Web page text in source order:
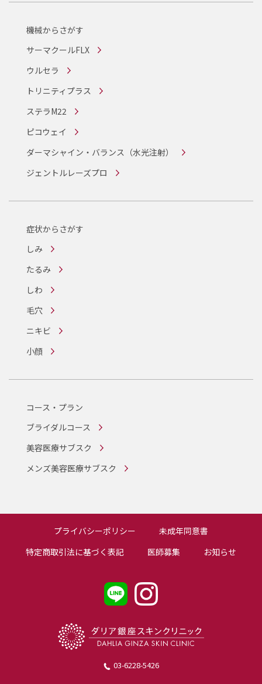
機械からさがす
サーマクールFLX
ウルセラ
トリニティプラス
ステラM22
ピコウェイ
ダーマシャイン・バランス （水光注射）
ジェントルレーズプロ
症状からさがす
しみ
たるみ
しわ
毛穴
ニキビ
小顔
コース・プラン
ブライダルコース
美容医療サブスク
メンズ美容医療サブスク
プライバシーポリシー
未成年同意書
特定商取引法に基づく表記
医師募集 お知らせ
03-6228-5426